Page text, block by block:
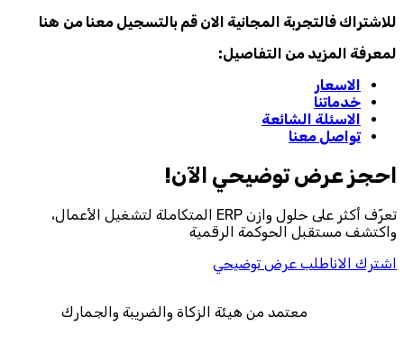
للاشتراك فالتجربة المجانية الان قم بالتسجيل معنا من هنا
لمعرفة المزيد من التفاصيل:
الاسعار
خدماتنا
الاسئلة الشائعة
تواصل معنا
احجز‎ عرض توضيحي الآن!
تعرّف أكثر على حلول وازن ERP المتكاملة لتشغيل الأعمال،
واكتشف مستقبل الحوكمة الرقمية
اشترك الاناطلب عرض توضيحي
معتمد من هيئة الزكاة والضريبة والجمارك